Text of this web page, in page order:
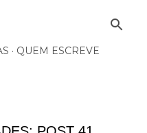
QUEM ESCREVE